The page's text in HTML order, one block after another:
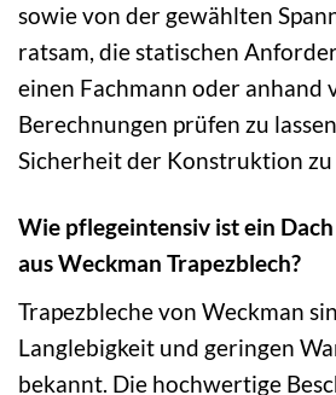
sowie von der gewählten
ratsam, die statischen
einen Fachmann oder anhand
Berechnungen prüfen zu
Sicherheit der Konstruktion
Wie pflegeintensiv ist ein
aus Weckman Trapezblech?
Trapezbleche von Weckman
Langlebigkeit und geringen
bekannt. Die hochwertige